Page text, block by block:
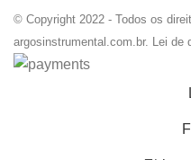
© Copyright 2022 - Todos os
argosinstrumental.com.br. Lei de